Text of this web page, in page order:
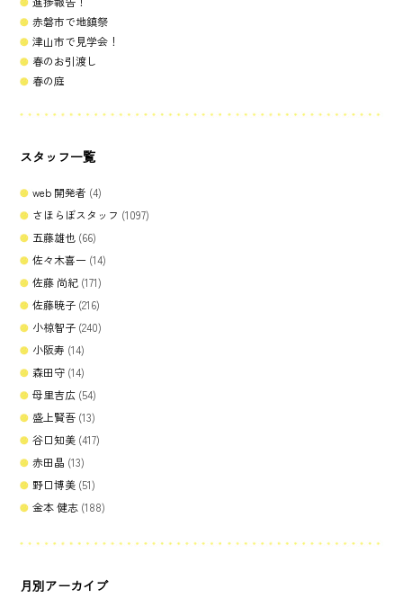
赤磐市で地鎮祭
津山市で見学会！
春のお引渡し
春の庭
スタッフ一覧
web 開発者 (4)
さほらぼスタッフ (1097)
五藤雄也 (66)
佐々木喜一 (14)
佐藤 尚紀 (171)
佐藤暁子 (216)
小椋智子 (240)
小阪寿 (14)
森田守 (14)
母里吉広 (54)
盛上賢吾 (13)
谷口知美 (417)
赤田晶 (13)
野口博美 (51)
金本 健志 (188)
月別アーカイブ